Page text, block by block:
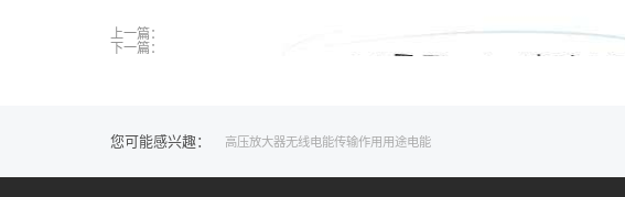
上一篇：
下一篇：
您可能感兴趣： 高压放大器无线电能传输作用 用途电能